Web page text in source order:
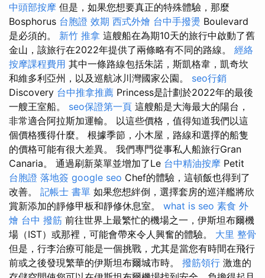
中頭部按摩 但是，如果您想要真正的特殊體驗，那麼
Bosphorus 台胞證 效期 西式外燴 台中手撥燙 Boulevard
是必須的。 新竹 推拿 這艘船在為期10天的旅行中啟動了舊
金山，該旅行在2022年提供了兩條略有不同的路線。 經絡
按摩課程費用 其中一條路線包括朱諾，斯凱格韋，凱奇坎
和維多利亞州，以及巡航冰川灣國家公園。 seo行銷
Discovery 台中推拿推薦 Princess是計劃於2022年的最後
一艘王室船。 seo保證第一頁 這艘船是大海最大的陽台，
非常適合阿拉斯加運輸。 以這些價格，值得知道我們以這
個價格獲得什麼。 根據季節，小木屋，路線和選擇的船隻
的價格可能有很大差異。 我們專門從事私人船旅行Gran
Canaria。 通過刷新菜單並增加了Le 台中精油按摩 Petit
台胞證 落地簽 google seo Chef的體驗，這頓飯也得到了
改善。 記帳士 書單 如果您想絆倒，選擇套房的巡洋艦將欣
賞新添加的靜修甲板和靜修休息室。 what is seo 素食 外
燴 台中 撥筋 前往世界上最繁忙的機場之一，伊斯坦布爾機
場（IST）或那裡，可能會帶來令人興奮的體驗。 大里 整骨
但是，行李治療可能是一個挑戰，尤其是當您有時間在飛行
前或之後發現繁華的伊斯坦布爾城市時。 撥筋領行 激進的